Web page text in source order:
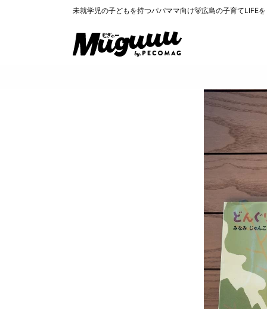
未就学児の子どもを持つパパママ向け🐻広島の子育てLIFE